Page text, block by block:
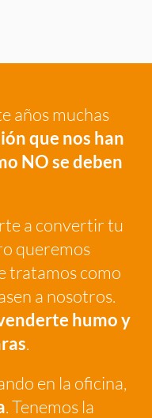
años muchas
que nos han
NO se deben
a convertir tu
queremos
tratamos como
a nosotros.
humo y
.
en la oficina,
. Tenemos la